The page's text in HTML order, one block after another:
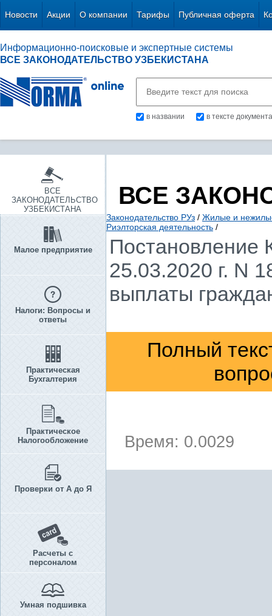
Новости Акции О компании Тарифы Публичная оферта
Информационно-поисковые и экспертные системы
ВСЕ ЗАКОНОДАТЕЛЬСТВО УЗБЕКИСТАНА
в названии в тексте документа
ВСЕ
ЗАКОНОДАТЕЛЬСТВО
УЗБЕКИСТАНА
Малое предприятие
Налоги: Вопросы и
ответы
Практическая
Бухгалтерия
Практическое
Налогообложение
Проверки от А до Я
Расчеты с
персоналом
Умная подшивка
ВСЕ
Законодательство РУз / Жилые и
Риэлторская деятельность /
Постановление
25.03.2020 г. N
выплаты
Полный
Время: 0.0029